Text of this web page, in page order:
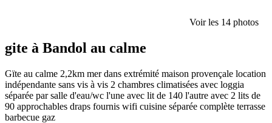
Voir les 14 photos
gite à Bandol au calme
Gïte au calme 2,2km mer dans extrémité maison provençale location
indépendante sans vis à vis 2 chambres climatisées avec loggia
séparée par salle d'eau/wc l'une avec lit de 140 l'autre avec 2 lits de
90 approchables draps fournis wifi cuisine séparée complète terrasse
barbecue gaz